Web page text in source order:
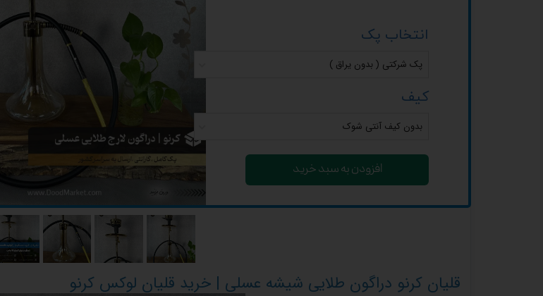
انتخاب پک
پک شرکتی ( بدون یراق )
کیف
بدون کیف آنتی شوک
افزودن به سبد خرید
قلیان کرنو دراگون طلایی شیشه عسلی | خرید قلیان لوکس کرنو